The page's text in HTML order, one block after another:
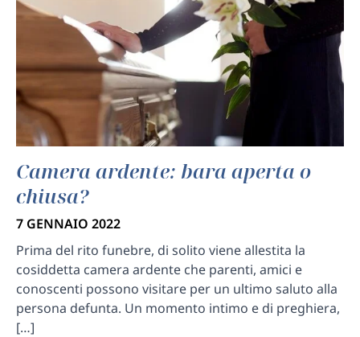
Camera ardente: bara aperta o
chiusa?
7 GENNAIO 2022
Prima del rito funebre, di solito viene allestita la
cosiddetta camera ardente che parenti, amici e
conoscenti possono visitare per un ultimo saluto alla
persona defunta. Un momento intimo e di preghiera,
[…]